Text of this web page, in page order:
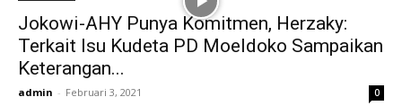
Jokowi-AHY Punya Komitmen, Herzaky:
Terkait Isu Kudeta PD Moeldoko Sampaikan
Keterangan...
admin - Februari 3, 2021 0